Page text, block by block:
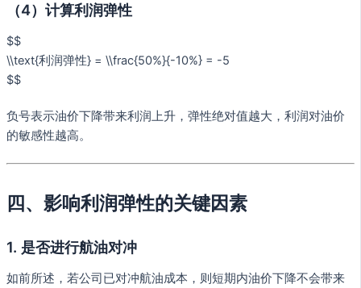
（4）计算利润弹性
$$
\\text{利润弹性} = \\frac{50%}{-10%} = -5
$$
负号表示油价下降带来利润上升，弹性绝对值越大，利润对油价
的敏感性越高。
四、影响利润弹性的关键因素
1. 是否进行航油对冲
如前所述，若公司已对冲航油成本，则短期内油价下降不会带来